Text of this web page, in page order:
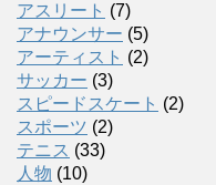
アスリート (7)
アナウンサー (5)
アーティスト (2)
サッカー (3)
スピードスケート (2)
スポーツ (2)
テニス (33)
人物 (10)